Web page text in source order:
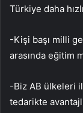
Türkiye daha
-Kişi başı milli
arasında eğitim
-Biz AB ülkeleri
tedarikte